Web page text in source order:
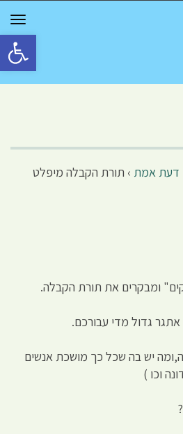
פתח
דעת אמת › תורת הקבלה מיפלט
ומבקרים את תורת הקבלה.
גדול מדי עבורכם.
יש בה שכל כך מושכת אנשים
וכו )